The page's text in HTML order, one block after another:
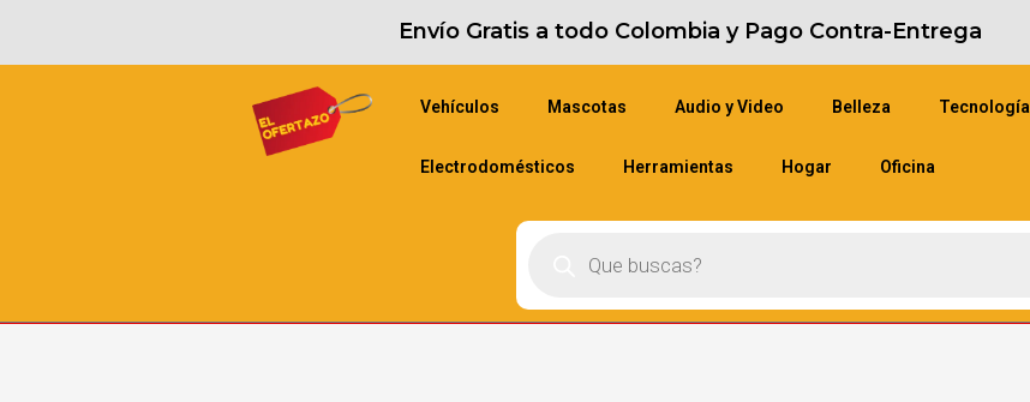
Envío Gratis a todo Colombia y Pago Contra-Entrega
Vehículos Mascotas Audio y Video Belleza Tecnología
Electrodomésticos Herramientas Hogar Oficina